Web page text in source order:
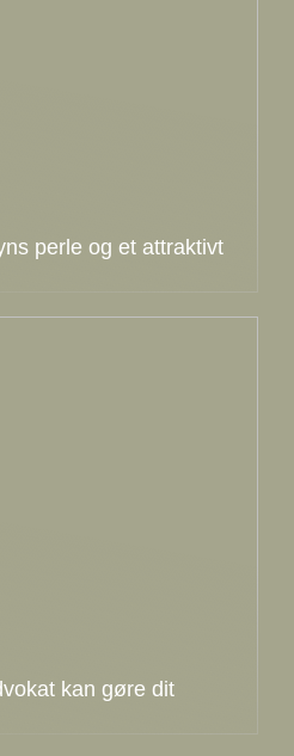
perle og et attraktivt
kan gøre dit